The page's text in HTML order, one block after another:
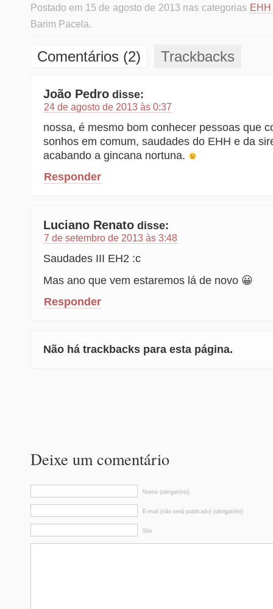
Postado em 15 de agosto de 2013 nas categorias EHH
Barim Pacela.
Comentários (2) Trackbacks
João Pedro disse:
24 de agosto de 2013 às 0:37
nossa, é mesmo bom conhecer pessoas que
sonhos em comum, saudades do EHH e da
acabando a gincana nortuna.
Responder
Luciano Renato disse:
7 de setembro de 2013 às 3:48
Saudades III EH2 :c
Mas ano que vem estaremos lá de novo 😀
Responder
Não há trackbacks para esta página.
Deixe um comentário
Nome (obrigatório)
E-mail (não será publicado) (obrigatório)
Site